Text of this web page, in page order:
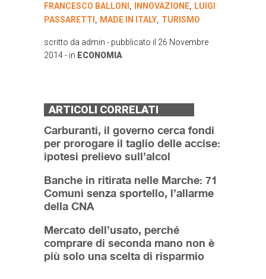
FRANCESCO BALLONI INNOVAZIONE
LUIGI
PASSARETTI
MADE IN ITALY TURISMO
scritto da admin - pubblicato il 26 Novembre
2014- in ECONOMIA
ARTICOLI CORRELATI
Carburanti, il governo cerca fondi
per prorogare il taglio delle accise:
ipotesi prelievo sull’alcol
Banche in ritirata nelle Marche: 71
Comuni senza sportello, l’allarme
della CNA
Mercato dell’usato, perché
comprare di seconda mano non è
più solo una scelta di risparmio